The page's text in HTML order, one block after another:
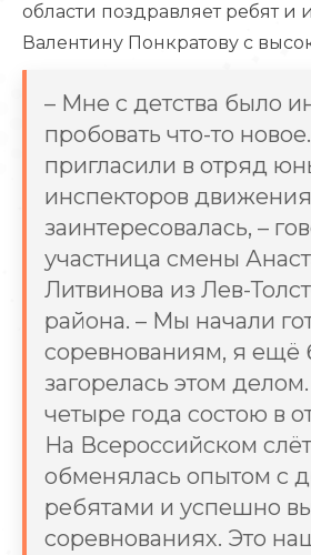
области поздравляет ребят и
Валентину Понкратову с
– Мне с детства было
пробовать что-то
пригласили в отряд
инспекторов
заинтересовалась, –
участница смены
Литвинова из Лев-
района. – Мы начали
соревнованиям, я ещё
загорелась этом
четыре года состою в
На Всероссийском
обменялась опытом с
ребятами и успешно
соревнованиях. Это